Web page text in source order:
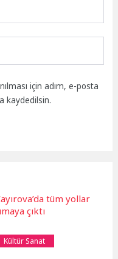
için adım, e-posta
kaydedilsin.
Kültür Sanat